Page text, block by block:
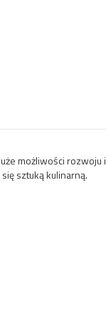
możliwości rozwoju i
sztuką kulinarną.